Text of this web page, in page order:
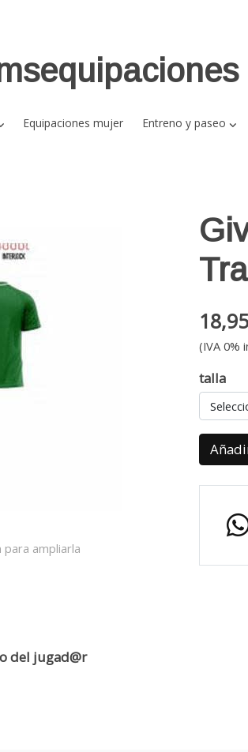
Equipaciones mujer Entreno y paseo
para ampliarla
del jugad@r
(IVA 0%
talla